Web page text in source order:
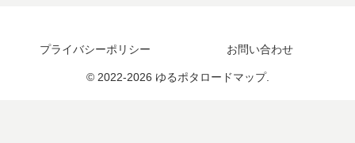
プライバシーポリシー お問い合わせ
© 2022-2026 ゆるポタロードマップ.